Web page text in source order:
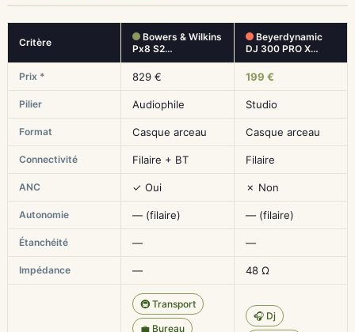
Critère
Bowers & Wilkins
Px8 S2…
Beyerdynamic
DJ 300 PRO X…
Prix * 829 € 199 €
Pilier Audiophile Studio
Format Casque arceau Casque arceau
Connectivité Filaire + BT Filaire
ANC ✓ Oui ✗ Non
Autonomie — (filaire) — (filaire)
Étanchéité — —
Impédance — 48 Ω
🚇 Transport
💼 Bureau
🎧 Dj